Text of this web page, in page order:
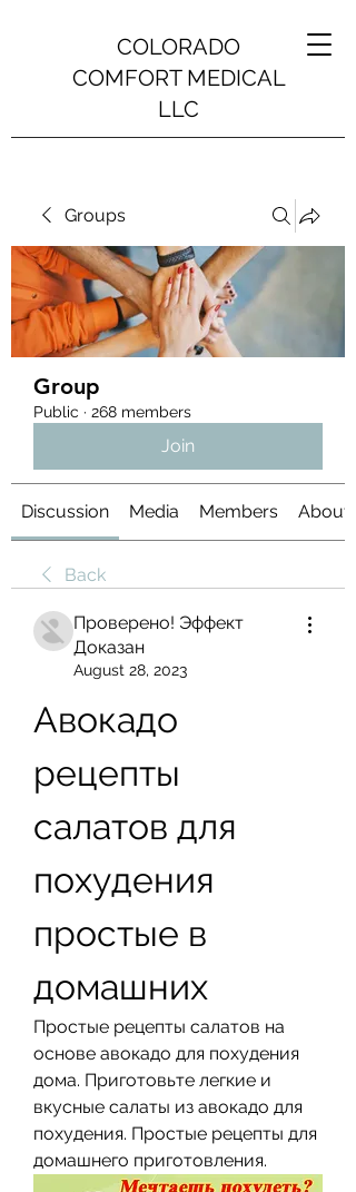
COLORADO
COMFORT MEDICAL
LLC
Groups
Group
Public · 268 members
Join
Discussion Media Members About
Back
Проверено! Эффект
Доказан
August 28, 2023
Авокадо
рецепты
салатов для
похудения
простые в
домашних
Простые рецепты салатов на
основе авокадо для похудения
дома. Приготовьте легкие и
вкусные салаты из авокадо для
похудения. Простые рецепты для
домашнего приготовления.